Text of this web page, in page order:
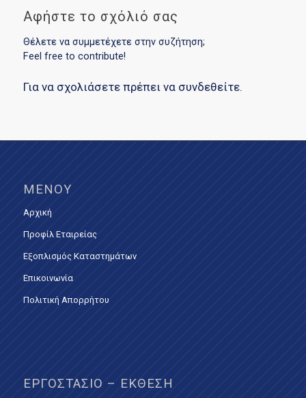
Αφήστε το σχόλιό σας
Θέλετε να συμμετέχετε στην συζήτηση;
Feel free to contribute!
Για να σχολιάσετε πρέπει να συνδεθείτε.
ΜΕΝΟΎ
Αρχική
Προφίλ Εταιρείας
Εξοπλισμός Καταστημάτων
Επικοινωνία
Πολιτική Απορρήτου
ΕΡΓΟΣΤΆΣΙΟ – ΈΚΘΕΣΗ